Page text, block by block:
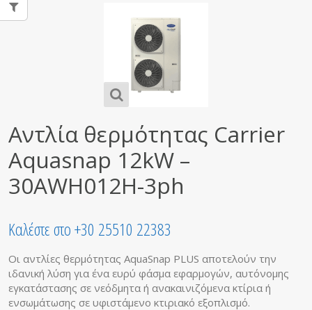
Αντλία θερμότητας Carrier
Aquasnap 12kW –
30AWH012H-3ph
Καλέστε στο +30 25510 22383
Οι αντλίες θερμότητας AquaSnap PLUS αποτελούν την
ιδανική λύση για ένα ευρύ φάσμα εφαρμογών, αυτόνομης
εγκατάστασης σε νεόδμητα ή ανακαινιζόμενα κτίρια ή
ενσωμάτωσης σε υφιστάμενο κτιριακό εξοπλισμό.